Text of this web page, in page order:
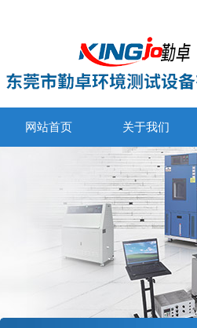
网站首页 关于我们